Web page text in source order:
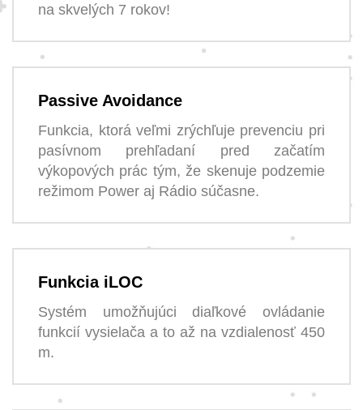
na skvelých 7 rokov!
Passive Avoidance
Funkcia, ktorá veľmi zrýchľuje prevenciu pri
pasívnom prehľadaní pred začatím
výkopových prác tým, že skenuje podzemie
režimom Power aj Rádio súčasne.
Funkcia iLOC
Systém umožňujúci diaľkové ovládanie
funkcií vysielača a to až na vzdialenosť 450
m.